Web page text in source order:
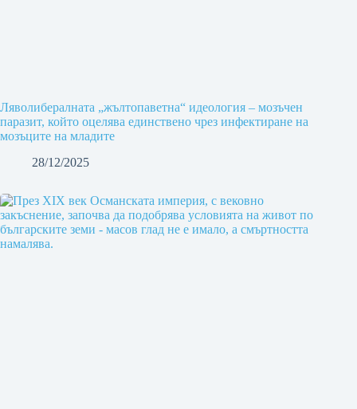
Ляволибералната „жълтопаветна“ идеология – мозъчен
паразит, който оцелява единствено чрез инфектиране на
мозъците на младите
28/12/2025